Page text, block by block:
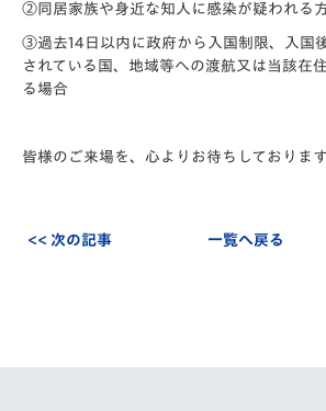
②同居家族や身近な知人に感染が疑われる
③過去14日以内に政府から入国制限、入国
されている国、地域等への渡航又は当該在
る場合
皆様のご来場を、心よりお待ちしております
<< 次の記事 一覧へ戻る